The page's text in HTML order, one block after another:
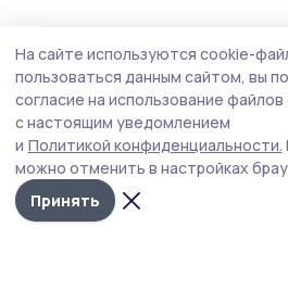
«Это наше спасибо
Гавриловцы переводят
заработок в поддержку
Начинание, родившееся как
превратилось в по-настоящему
гражданскую позицию, почин
разные коллективы
На сайте используются cookie-
пользоваться данным сайтом, вы
согласие на использование
с настоящим уведомлением
и Политикой конфиденциальности.
можно отменить в настройках
Принять